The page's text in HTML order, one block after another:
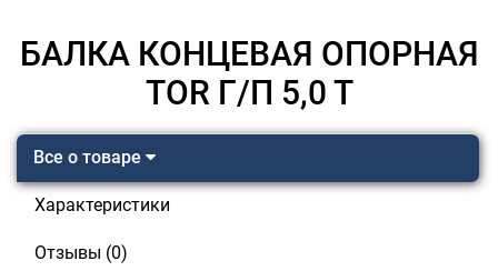
БАЛКА КОНЦЕВАЯ ОПОРНАЯ
TOR Г/П 5,0 Т
Все о товаре
Характеристики
Отзывы (0)